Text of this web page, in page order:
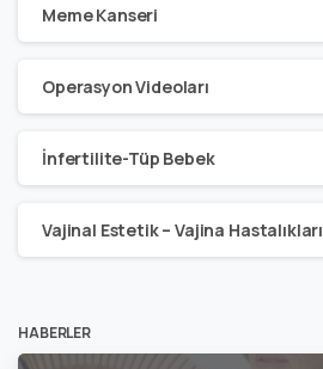
Meme Kanseri
Operasyon Videoları
İnfertilite-Tüp Bebek
Vajinal Estetik – Vajina Hastalıkları
HABERLER